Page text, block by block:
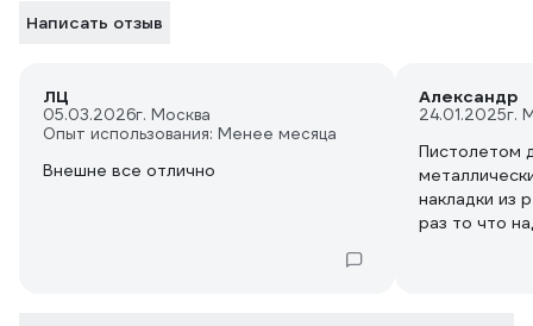
Написать отзыв
ЛЦ
05.03.2026г. Москва
Опыт использования: Менее месяца
Внешне все отлично
Александр
24.01.2025г.
Пистолетом
накладки из
раз то что